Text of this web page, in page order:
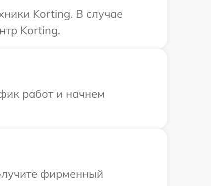
Korting. В случае
Korting.
работ и начнем
фирменный